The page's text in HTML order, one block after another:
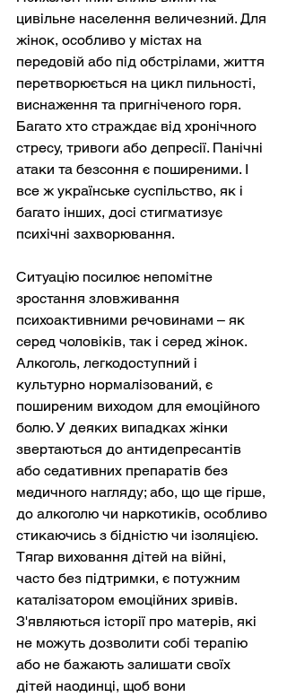
цивільне населення величезний. Для
жінок, особливо у містах на
передовій або під обстрілами, життя
перетворюється на цикл пильності,
виснаження та пригніченого горя.
Багато хто страждає від хронічного
стресу, тривоги або депресії. Панічні
атаки та безсоння є поширеними. І
все ж українське суспільство, як і
багато інших, досі стигматизує
психічні захворювання.
Ситуацію посилює непомітне
зростання зловживання
психоактивними речовинами – як
серед чоловіків, так і серед жінок.
Алкоголь, легкодоступний і
культурно нормалізований, є
поширеним виходом для емоційного
болю. У деяких випадках жінки
звертаються до антидепресантів
або седативних препаратів без
медичного нагляду; або, що ще гірше,
до алкоголю чи наркотиків, особливо
стикаючись з бідністю чи ізоляцією.
Тягар виховання дітей на війні,
часто без підтримки, є потужним
каталізатором емоційних зривів.
З'являються історії про матерів, які
не можуть дозволити собі терапію
або не бажають залишати своїх
дітей наодинці, щоб вони